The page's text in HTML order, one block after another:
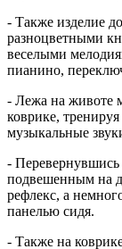
- Также изделие
разноцветными
веселыми
пианино,
- Лежа на животе
коврике,
музыкальные
- Перевернувшись
подвешенным на
рефлекс, а
панелью сидя.
- Также на